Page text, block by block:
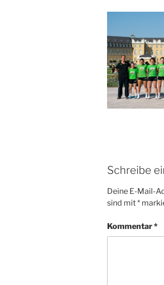
Schreibe
Deine E-Mail-
sind mit*
Kommentar*